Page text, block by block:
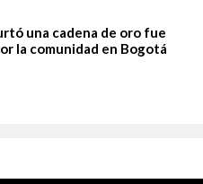
una cadena de oro fue
la comunidad en Bogotá